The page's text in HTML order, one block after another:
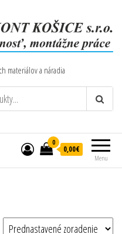
materiálov a náradia
Menu
0
0,00€